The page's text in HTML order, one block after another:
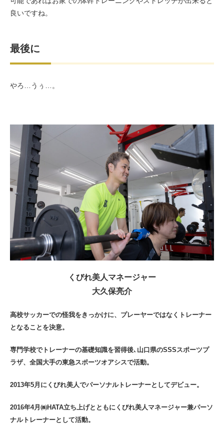
良いですね。
最後に
やろ…うぅ…。
くびれ美人マネージャー
大久保亮介
高校サッカーでの怪我をきっかけに、プレーヤーではなくトレーナー
となることを決意。
専門学校でトレーナーの基礎知識を習得後､山口県のSSSスポーツプ
ラザ、全国大手の東急スポーツオアシスで活動。
2013年5月にくびれ美人でパーソナルトレーナーとしてデビュー。
2016年4月㈱HATA立ち上げとともにくびれ美人マネージャー兼パーソ
ナルトレーナーとして活動。